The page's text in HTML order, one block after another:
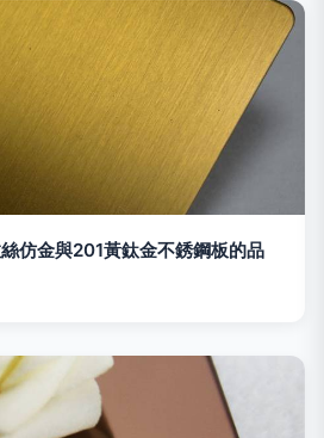
仿金與201黃鈦金不銹鋼板的品